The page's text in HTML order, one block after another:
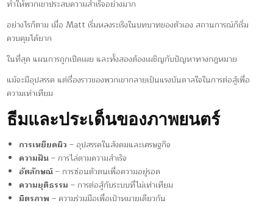
ทำให้พวกเขาประสบความสำเร็จอย่างมาก
อย่างไรก็ตาม เมื่อ Matt เริ่มหลงระเริงในบทบาทของตัวเอง สถานการณ์ก็เริ่ม
ควบคุมได้ยาก
ในที่สุด แผนการถูกเปิดเผย และทั้งสองต้องเผชิญกับปัญหาทางกฎหมาย
แม้จะมีอุปสรรค แต่เรื่องราวของพวกเขากลายเป็นแรงบันดาลใจในการต่อสู้เพื่อ
ความเท่าเทียม
ธีมและประเด็นของภาพยนตร์
การเหยียดผิว – อุปสรรคในสังคมและเศรษฐกิจ
ความฝัน– การไล่ตามความสำเร็จ
อัตลักษณ์– การซ่อนตัวตนเพื่อความอยู่รอด
ความยุติธรรม – การต่อสู้กับระบบที่ไม่เท่าเทียม
มิตรภาพ – ความร่วมมือเพื่อเป้าหมายเดียวกัน